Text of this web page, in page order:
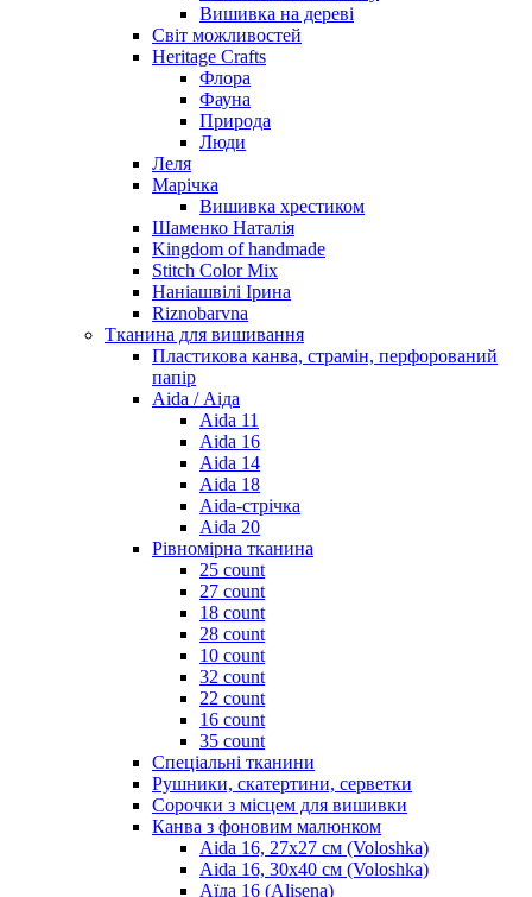
Вишивка на дереві
Світ можливостей
Heritage Crafts
Флора
Фауна
Природа
Люди
Леля
Марічка
Вишивка хрестиком
Шаменко Наталія
Kingdom of handmade
Stitch Color Mix
Наніашвілі Ірина
Riznobarvna
Тканина для вишивання
Пластикова канва, страмін, перфорований
папір
Aida / Аіда
Aida 11
Aida 16
Aida 14
Aida 18
Aida-стрічка
Aida 20
Рівномірна тканина
25 count
27 count
18 count
28 count
10 count
32 count
22 count
16 count
35 count
Спеціальні тканини
Рушники, скатертини, серветки
Сорочки з місцем для вишивки
Канва з фоновим малюнком
Aida 16, 27х27 см (Voloshka)
Aida 16, 30х40 см (Voloshka)
Аїда 16 (Alisena)